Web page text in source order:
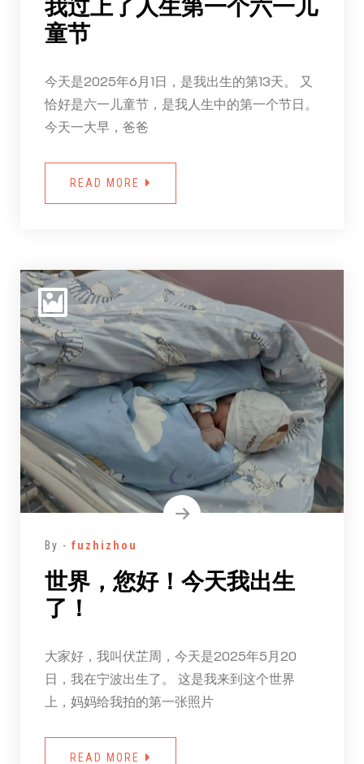
我过上了人生第一个六一儿
童节
今天是2025年6月1日，是我出生的第13天。 又
恰好是六一儿童节，是我人生中的第一个节日。
今天一大早，爸爸
READ MORE
By - fuzhizhou
世界，您好！今天我出生
了！
大家好，我叫伏芷周，今天是2025年5月20
日，我在宁波出生了。 这是我来到这个世界
上，妈妈给我拍的第一张照片
READ MORE